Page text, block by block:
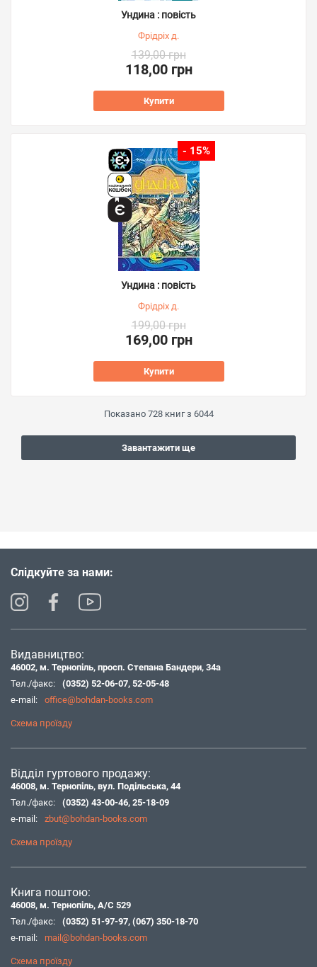
Ундина : повість
Фрідріх д.
139,00 грн
118,00 грн
Купити
- 15%
Ундина : повість
Фрідріх д.
199,00 грн
169,00 грн
Купити
Показано 728книг з 6044
Завантажити ще
Слідкуйте за нами:
Видавництво:
46002, м. Тернопіль, просп. Степана Бандери, 34а
Тел./факс:
(0352) 52-06-07, 52-05-48
e-mail:
office@bohdan-books.com
Схема проїзду
Відділ гуртового продажу:
46008, м. Тернопіль, вул. Подільська, 44
Тел./факс:
(0352) 43-00-46, 25-18-09
e-mail:
zbut@bohdan-books.com
Схема проїзду
Книга поштою:
46008, м. Тернопіль, А/С 529
Тел./факс:
(0352) 51-97-97, (067) 350-18-70
e-mail:
mail@bohdan-books.com
Схема проїзду